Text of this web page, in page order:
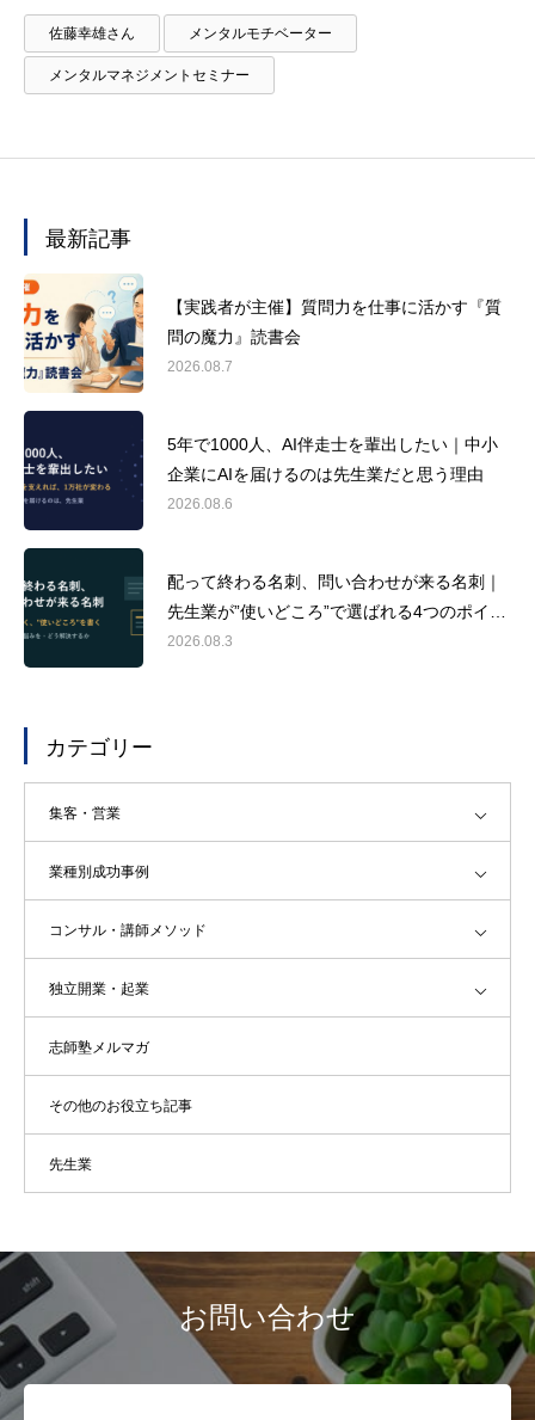
佐藤幸雄さん メンタルモチベーター
メンタルマネジメントセミナー
最新記事
【実践者が主催】質問力を仕事に活かす『質
問の魔力』読書会
2026.08.7
5年で1000人、AI伴走士を輩出したい｜中小
企業にAIを届けるのは先生業だと思う理由
2026.08.6
配って終わる名刺、問い合わせが来る名刺｜
先生業が”使いどころ”で選ばれる4つのポイン
ト
2026.08.3
カテゴリー
集客・営業
業種別成功事例
コンサル・講師メソッド
独立開業・起業
志師塾メルマガ
その他のお役立ち記事
先生業
お問い合わせ